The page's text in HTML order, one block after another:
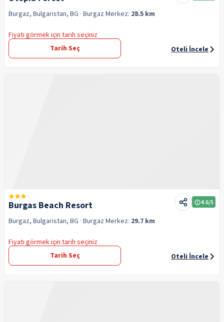
Burgaz, Bulgaristan, BG · Burgaz Merkez: 28.5 km
Fiyatı görmek için tarih seçiniz
Tarih Seç
Oteli İncele
Burgas Beach Resort 4.6/5
Burgaz, Bulgaristan, BG · Burgaz Merkez: 29.7 km
Fiyatı görmek için tarih seçiniz
Tarih Seç
Oteli İncele